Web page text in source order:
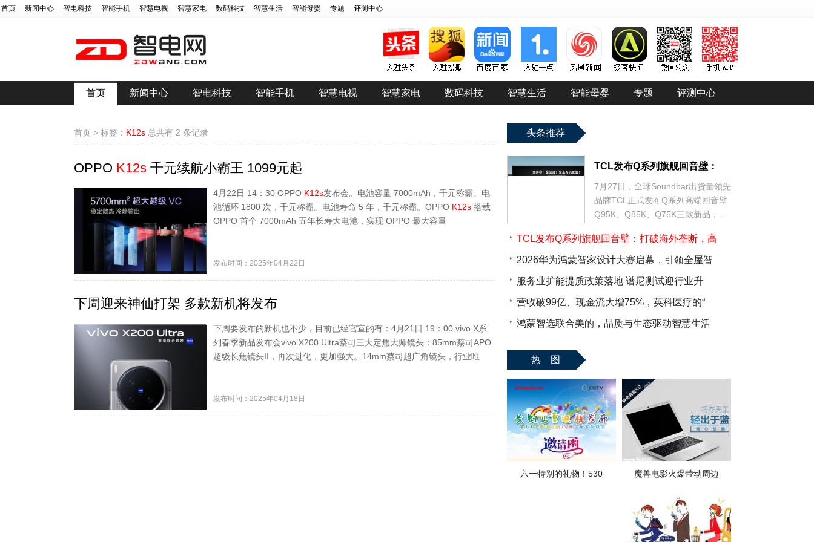
首页 新闻中心 智电科技 智能手机 智慧电视 智慧家电 数码科技 智慧生活 智能母婴 专题 评测中心
首页 新闻中心 智电科技 智能手机 智慧电视 智慧家电 数码科技 智慧生活 智能母婴 专题 评测中心
首页 > 标签： K12s 总共有 2 条记录
OPPO K12s 千元续航小霸王 1099元起
4月22日 14：30 OPPO K12s发布会。电池容量 7000mAh，千元称霸。电
池循环 1800 次，千元称霸。电池寿命 5 年，千元称霸。OPPO K12s 搭载
OPPO 首个 7000mAh 五年长寿大电池，实现 OPPO 最大容量
发布时间：2025年04月22日
下周迎来神仙打架 多款新机将发布
下周要发布的新机也不少，目前已经官宣的有：4月21日 19：00 vivo X系
列春季新品发布会vivo X200 Ultra蔡司三大定焦大师镜头：85mm蔡司APO
超级长焦镜头II，再次进化，更加强大。14mm蔡司超广角镜头，行业唯
发布时间：2025年04月18日
头条推荐
TCL发布Q系列旗舰回音壁：
7月27日，全球Soundbar出货量领先
品牌TCL正式发布Q系列高端回音壁
Q95K、Q85K、Q75K三款新品，...
TCL发布Q系列旗舰回音壁：打破海外垄断，高
2026华为鸿蒙智家设计大赛启幕，引领全屋智
服务业扩能提质政策落地 谱尼测试迎行业升
营收破99亿、现金流大增75%，英科医疗的“
鸿蒙智选联合美的，品质与生态驱动智慧生活
热 图
六一特别的礼物！530 魔兽电影火爆带动周边